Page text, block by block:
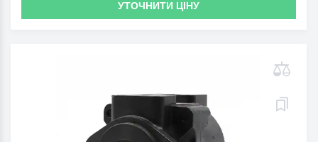
УТОЧНИТИ ЦІНУ